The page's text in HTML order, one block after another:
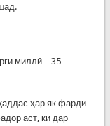
миллӣ – 35-
ҳар як фарди
аст, ки дар